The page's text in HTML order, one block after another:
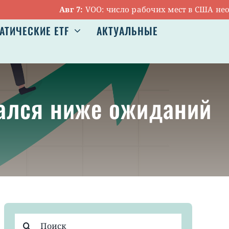
Авг 7:VOO: число рабочих мест в США
ETF АКТУАЛЬНЫЕ
ниже ожиданий